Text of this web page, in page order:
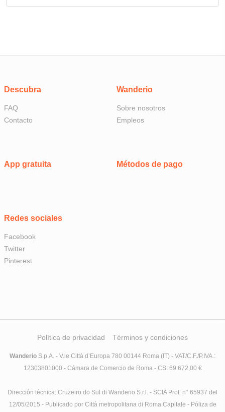
Descubra
FAQ
Contacto
Wanderio
Sobre nosotros
Empleos
App gratuita
Redes sociales
Facebook
Twitter
Pinterest
Métodos de pago
Política de privacidad Términos y condiciones
Wanderio S.p.A. - V.le Città d’Europa 780 00144 Roma (IT) - VAT/C.F./P.IVA.:
12303801000 - Cámara de Comercio de Roma - CS: 69.672,00 €
Dirección técnica: Cruzeiro do Sul di Wanderio S.r.l. - SCIA Prot. n° 65937 del
12/05/2015 - Publicado por Città metropolitana di Roma Capitale - Póliza de